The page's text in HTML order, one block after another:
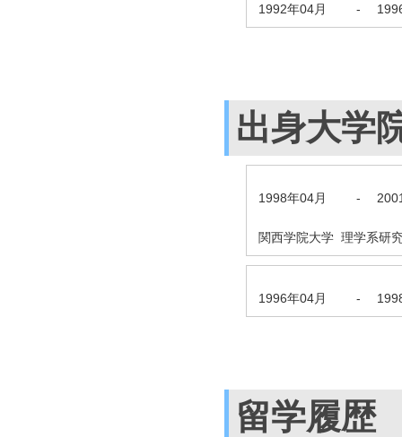
1992年04月 -
出身大学
1998年04月 -
関西学院大学 理学系研
1996年04月 -
留学履歴